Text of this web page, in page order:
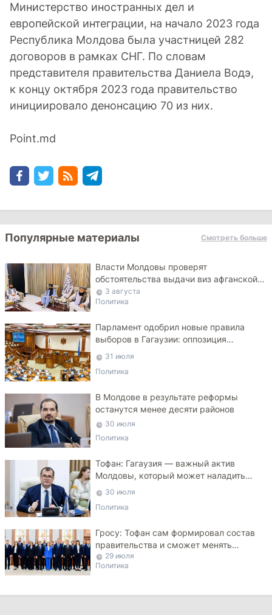
Министерство иностранных дел и
европейской интеграции, на начало 2023 года
Республика Молдова была участницей 282
договоров в рамках СНГ. По словам
представителя правительства Даниела Водэ,
к концу октября 2023 года правительство
инициировало денонсацию 70 из них.
Point.md
Популярные материалы Смотреть больше
Власти Молдовы проверят
обстоятельства выдачи виз афганской
делегации
3 августа
Политика
Парламент одобрил новые правила
выборов в Гагаузии: оппозиция
критикует законопроект
31 июля
Политика
В Молдове в результате реформы
останутся менее десяти районов
30 июля
Политика
Тофан: Гагаузия — важный актив
Молдовы, который может наладить
мосты с Турцией
30 июля
Политика
Гросу: Тофан сам формировал состав
правительства и сможет менять
министров
29 июля
Политика